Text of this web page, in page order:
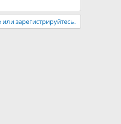
зарегистрируйтесь.